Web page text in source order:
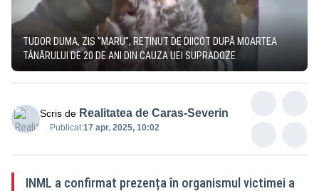
TUDOR DUMA, ZIS ”MARU”, REȚINUT DE DIICOT DUPĂ MOARTEA
TÂNĂRULUI DE 20 DE ANI DIN CAUZA UEI SUPRADOZE
Scris de Realitatea de Caras-Severin
Publicat:17 apr. 2025, 10:02
INML a confirmat prezența în organismul victimei a